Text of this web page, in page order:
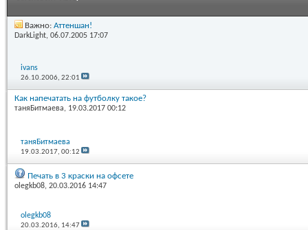
Важно: Аттеншан!
DarkLight, 06.07.2005 17:07
ivans
26.10.2006,22:01
Как напечатать на футболку такое?
таняБитмаева, 19.03.2017 00:12
таняБитмаева
19.03.2017,00:12
Печать в 3 краски на офсете
olegkb08, 20.03.2016 14:47
olegkb08
20.03.2016, 14:47